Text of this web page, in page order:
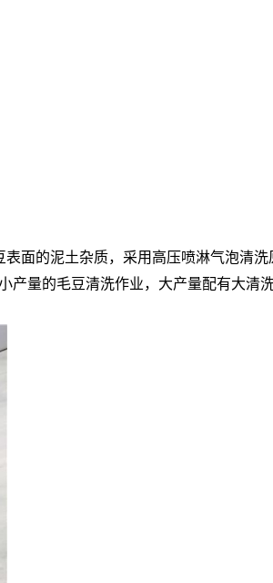
面的泥土杂质， 采用高压喷淋气泡清
产量的毛豆清洗作业，大产量配有大清